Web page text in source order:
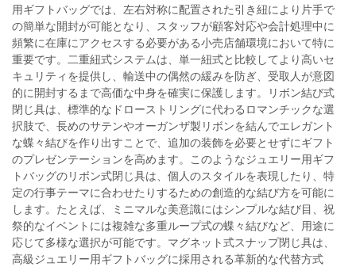
用ギフトバッグでは、左右対称に配置された引き紐により片手で
の簡単な開封が可能となり、スタッフが顧客対応や会計処理中に
頻繁に在庫にアクセスする必要がある小売店舗環境において特に
重要です。二重紐式システムは、単一紐式と比較してより高いセ
キュリティを提供し、輸送中の偶然の緩みを防ぎ、受取人が意図
的に開封するまで高価な中身を確実に保護します。リボン結び式
閉じ具は、標準的なドローストリングに代わるロマンチックな選
択肢で、長めのサテンやオーガンザ製リボンを結んでエレガント
な蝶々結びを作り出すことで、追加の装飾を必要とせずにギフト
のプレゼンテーションを高めます。このようなジュエリー用ギフ
トバッグのリボン式閉じ具は、個人のスタイルを表現したり、特
定の行事テーマに合わせたりするための創造的な結び方を可能に
します。たとえば、ミニマルな美意識にはシンプルな結び目、祝
祭的なイベントには複雑な多重ループ式の蝶々結びなど、用途に
応じて多様な選択が可能です。マグネット式スナップ閉じ具は、
高級ジュエリー用ギフトバッグに採用される革新的な代替方式